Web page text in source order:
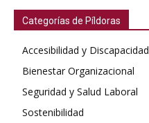
Categorías de Píldoras
Accesibilidad y Discapacidad
Bienestar Organizacional
Seguridad y Salud Laboral
Sostenibilidad